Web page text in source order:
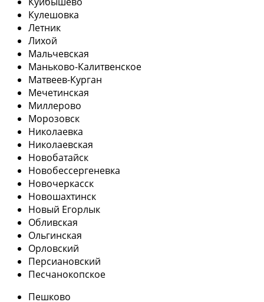
Кулешовка
Летник
Лихой
Мальчевская
Маньково-Калитвенское
Матвеев-Курган
Мечетинская
Миллерово
Морозовск
Николаевка
Николаевская
Новобатайск
Новобессергеневка
Новочеркасск
Новошахтинск
Новый Егорлык
Обливская
Ольгинская
Орловский
Персиановский
Песчанокопское
Пешково